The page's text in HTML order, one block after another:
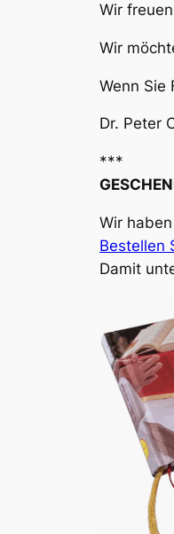
Wir
Wir
Wenn Sie
Dr. Peter
***
Wir
Bestellen
Damit